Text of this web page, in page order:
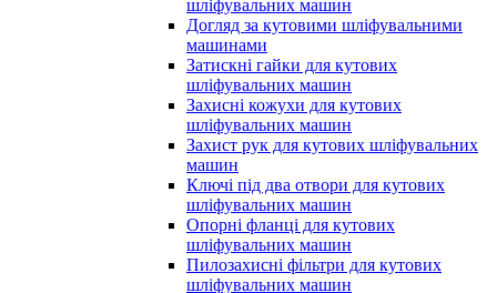
шліфувальних машин
Догляд за кутовими шліфувальними
машинами
Затискні гайки для кутових
шліфувальних машин
Захисні кожухи для кутових
шліфувальних машин
Захист рук для кутових шліфувальних
машин
Ключі під два отвори для кутових
шліфувальних машин
Опорні фланці для кутових
шліфувальних машин
Пилозахисні фільтри для кутових
шліфувальних машин